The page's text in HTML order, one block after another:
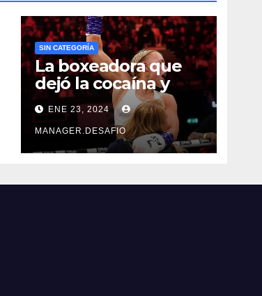
SIN CATEGORÍA
La boxeadora que
dejó la cocaína y
ahora quiere
triunfar en el ring​
ENE 23, 2024
MANAGER.DESAFIO